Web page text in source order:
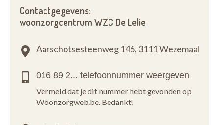
Contactgegevens:
woonzorgcentrum WZC De Lelie
Aarschotsesteenweg 146, 3111 Wezemaal
Vermeld dat je dit nummer hebt gevonden op
Woonzorgweb.be. Bedankt!